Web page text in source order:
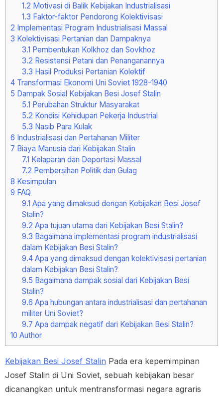
1.2 Motivasi di Balik Kebijakan Industrialisasi
1.3 Faktor-faktor Pendorong Kolektivisasi
2 Implementasi Program Industrialisasi Massal
3 Kolektivisasi Pertanian dan Dampaknya
3.1 Pembentukan Kolkhoz dan Sovkhoz
3.2 Resistensi Petani dan Penanganannya
3.3 Hasil Produksi Pertanian Kolektif
4 Transformasi Ekonomi Uni Soviet 1928-1940
5 Dampak Sosial Kebijakan Besi Josef Stalin
5.1 Perubahan Struktur Masyarakat
5.2 Kondisi Kehidupan Pekerja Industrial
5.3 Nasib Para Kulak
6 Industrialisasi dan Pertahanan Militer
7 Biaya Manusia dari Kebijakan Stalin
7.1 Kelaparan dan Deportasi Massal
7.2 Pembersihan Politik dan Gulag
8 Kesimpulan
9 FAQ
9.1 Apa yang dimaksud dengan Kebijakan Besi Josef
Stalin?
9.2 Apa tujuan utama dari Kebijakan Besi Stalin?
9.3 Bagaimana implementasi program industrialisasi
dalam Kebijakan Besi Stalin?
9.4Apa yang dimaksud dengan kolektivisasi pertanian
dalam Kebijakan Besi Stalin?
9.5 Bagaimana dampak sosial dari Kebijakan Besi
Stalin?
9.6 Apa hubungan antara industrialisasi dan pertahanan
militer Uni Soviet?
9.7 Apa dampak negatif dari Kebijakan Besi Stalin?
10 Author
Kebijakan Besi Josef Stalin Pada era kepemimpinan
Josef Stalin di Uni Soviet, sebuah kebijakan besar
dicanangkan untuk mentransformasi negara agraris